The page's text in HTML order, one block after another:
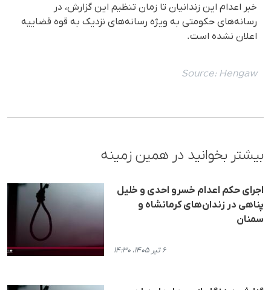
خبر اعدام این زندانیان تا زمان تنظیم این گزارش، در
رسانه‌های حکومتی به ویژه رسانه‌های نزدیک به قوه قضاییه
اعلان نشده است.
Source: Hengaw
بیشتر بخوانید در همین زمینه
اجرای حکم اعدام خسرو احدی و خلیل
پناهی در زندان‌های کرمانشاه و
سمنان
۶ تیر ۱۴۰۵، ۱۴:۳۰